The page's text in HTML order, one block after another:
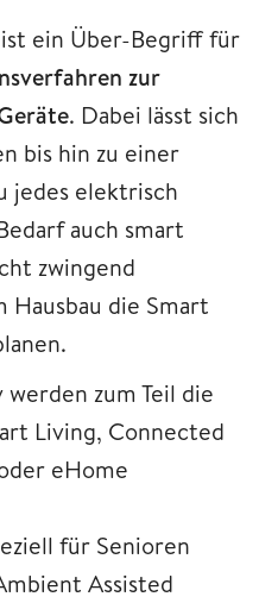
ist ein Über-Begriff für
zur
. Dabei lässt sich
bis hin zu einer
jedes elektrisch
auch smart
zwingend
die Smart
zum Teil die
Living, Connected
eHome
für Senioren
Assisted